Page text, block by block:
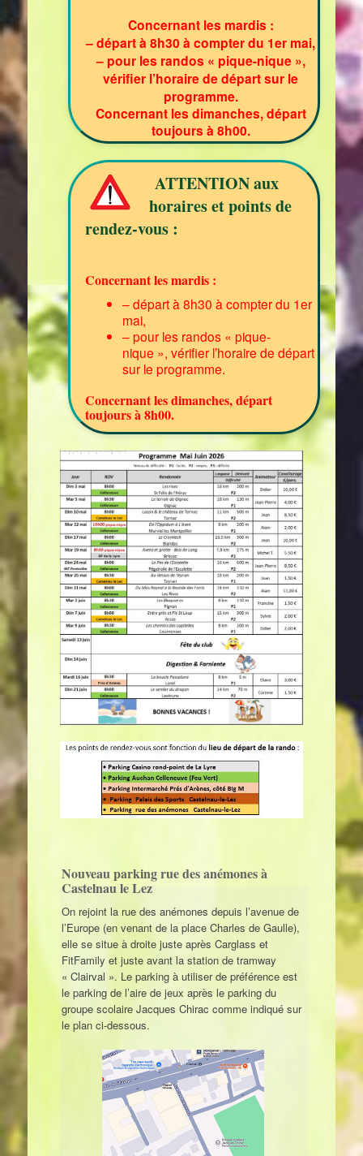
Concernant les mardis :
– départ à 8h30 à compter du 1er mai,
– pour les randos « pique-nique »,
vérifier l’horaire de départ sur le
programme.
Concernant les dimanches, départ
toujours à 8h00.
ATTENTION aux
horaires et points de
rendez-vous :
Concernant les mardis :
– départ à 8h30 à compter du 1er
mai,
– pour les randos « pique-
nique », vérifier l’horaire de départ
sur le programme.
Concernant les dimanches, départ
toujours à 8h00.
Nouveau parking rue des anémones à
Castelnau le Lez
On rejoint la rue des anémones depuis l’avenue de
l’Europe (en venant de la place Charles de Gaulle),
elle se situe à droite juste après Carglass et
FitFamily et juste avant la station de tramway
« Clairval ». Le parking à utiliser de préférence est
le parking de l’aire de jeux après le parking du
groupe scolaire Jacques Chirac comme indiqué sur
le plan ci-dessous.